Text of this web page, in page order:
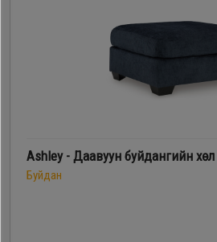
Ashley - Даавуун буйдангийн
Буйдан